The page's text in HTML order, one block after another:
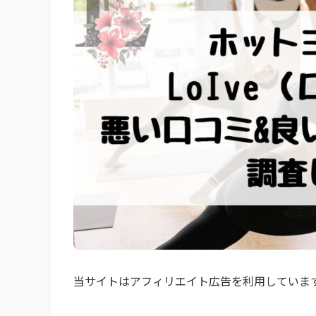
当サイトはアフィリエイト広告を利用していま